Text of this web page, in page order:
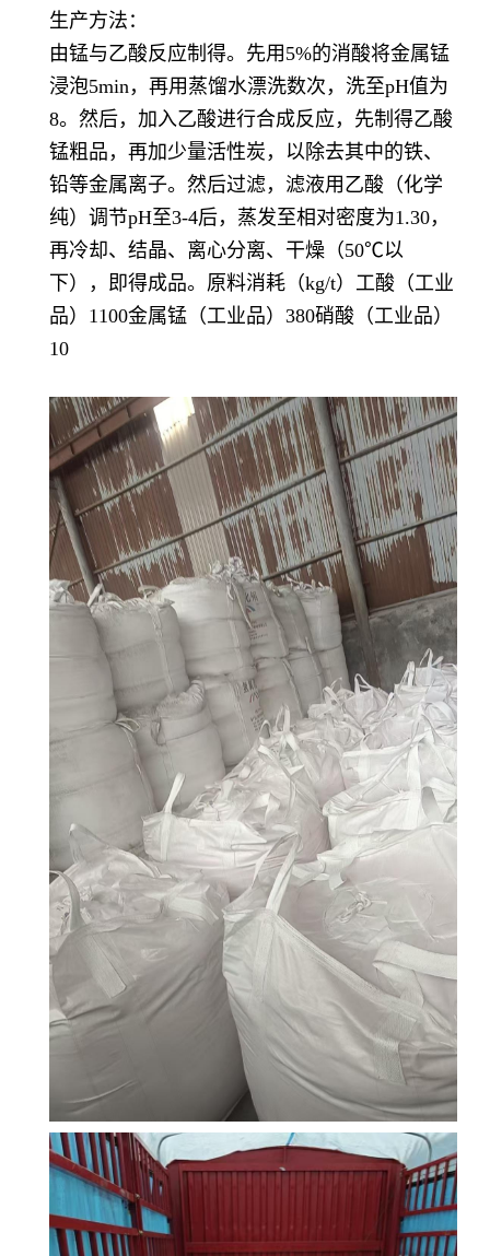
生产方法：
由锰与乙酸反应制得。先用5%的消酸将金属锰
浸泡5min，再用蒸馏水漂洗数次，洗至pH值为
8。然后，加入乙酸进行合成反应，先制得乙酸
锰粗品，再加少量活性炭，以除去其中的铁、
铅等金属离子。然后过滤，滤液用乙酸（化学
纯）调节pH至3-4后，蒸发至相对密度为1.30，
再冷却、结晶、离心分离、干燥（50℃以
下），即得成品。原料消耗（kg/t）工酸（工业
品）1100金属锰（工业品）380硝酸（工业品）
10